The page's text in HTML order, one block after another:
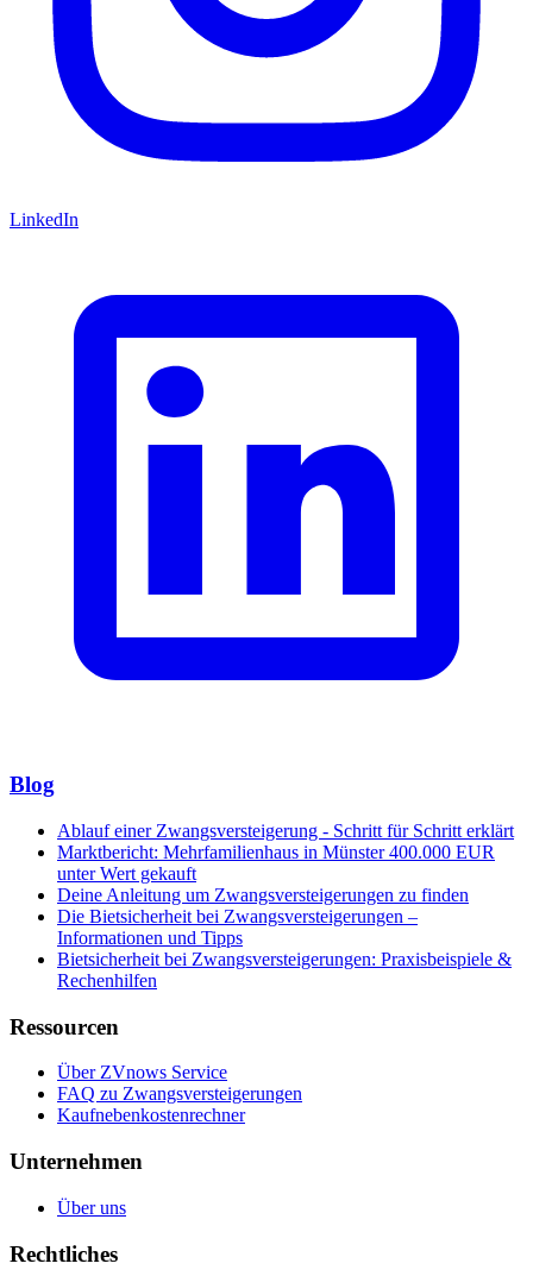
LinkedIn
Blog
Ablauf einer Zwangsversteigerung - Schritt für Schritt erklärt
Marktbericht: Mehrfamilienhaus in Münster 400.000 EUR
unter Wert gekauft
Deine Anleitung um Zwangsversteigerungen zu finden
Die Bietsicherheit bei Zwangsversteigerungen –
Informationen und Tipps
Bietsicherheit bei Zwangsversteigerungen: Praxisbeispiele &
Rechenhilfen
Ressourcen
Über ZVnows Service
FAQ zu Zwangsversteigerungen
Kaufnebenkostenrechner
Unternehmen
Über uns
Rechtliches